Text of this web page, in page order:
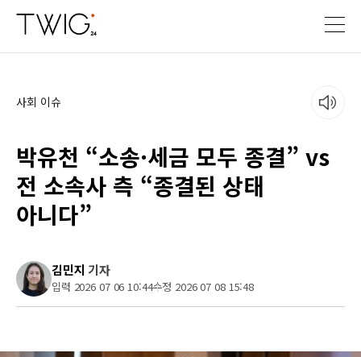
사회 이슈
박유천 “소송·세금 모두 종결” vs
전 소속사 측 “종결된 상태
아니다”
김민지 기자
입력 2026 07 06 10:44수정 2026 07 08 15:48